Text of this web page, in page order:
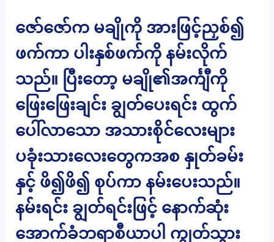
ဇော်ဇော်က မချိုကို အားဖြင့်ညှစ်၍
ဖက်ကာ ပါးနှစ်ဖက်ကို နမ်းလိုက်
သည်။ ပြီးတော့ မချို၏အင်္ကျီကို
ဖြေးဖြေးချင်း ချွတ်ပေးရင်း ထွက်
ပေါ်လာသော အသားစိုင်လေးများ
ပခုံးသားလေးတွေကအစ နှုတ်ခမ်း
နှင့် ဖိ၍ဖိ၍ စုပ်ကာ နမ်းပေးသည်။
နမ်းရင်း ချွတ်ရင်းဖြင့် နောက်ဆုံး
အောက်ခံဘရာစီယာပါ ကျွတ်သွား